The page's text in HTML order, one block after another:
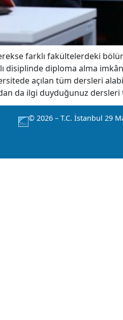
farklı fakültelerdeki
diploma alma
açılan tüm dersleri
da ilgi duyduğunuz
© 2026 – T.C. İstanbul 29